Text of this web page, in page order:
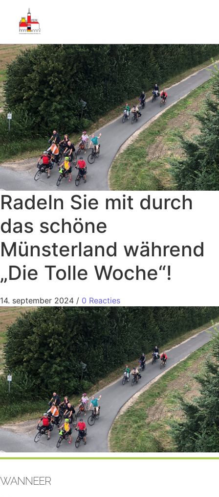
Radeln Sie mit durch
das schöne
Münsterland während
„Die Tolle Woche“!
14. september 2024 / 0 Reacties
WANNEER